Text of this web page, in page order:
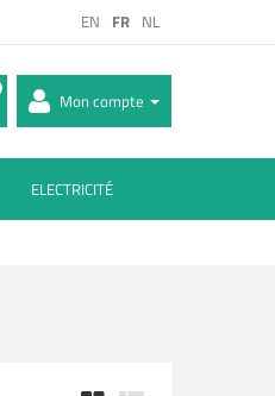
EN FR NL
Mon compte
ELECTRICITÉ